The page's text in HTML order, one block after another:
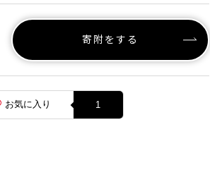
寄附をする
お気に入り 1